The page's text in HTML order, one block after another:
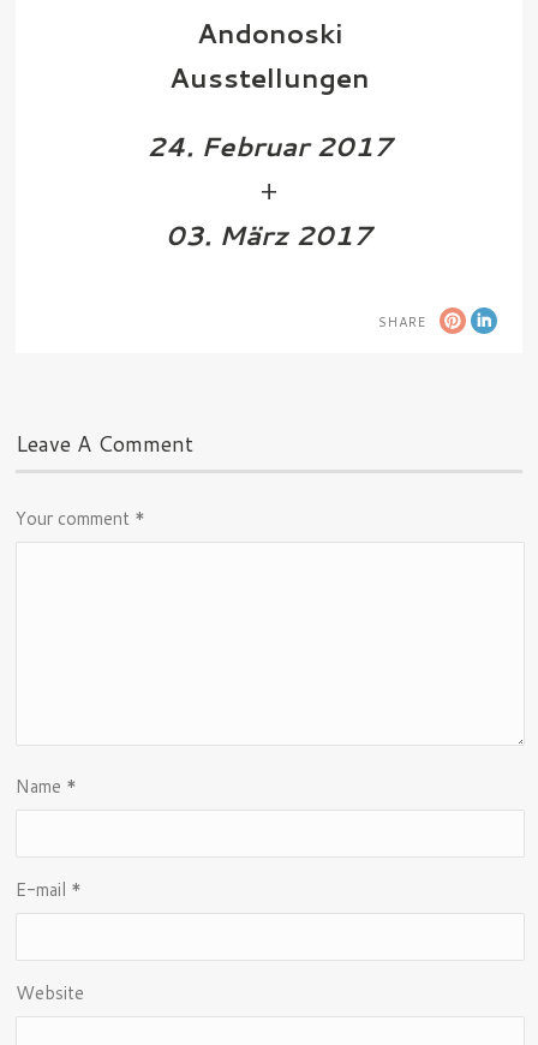
Andonoski
Ausstellungen
24. Februar 2017
+
03. März 2017
SHARE
Leave A Comment
Your comment *
Name *
E-mail *
Website